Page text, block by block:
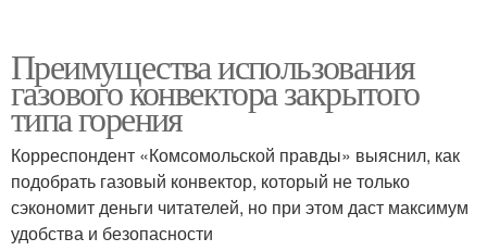
Преимущества использования
газового конвектора закрытого
типа горения
Корреспондент «Комсомольской правды» выяснил, как
подобрать газовый конвектор, который не только
сэкономит деньги читателей, но при этом даст максимум
удобства и безопасности